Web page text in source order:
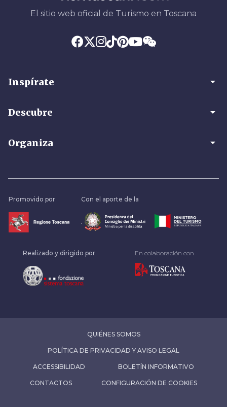
El sitio web oficial de Turismo en Toscana
Inspírate arrow_drop_down
Descubre arrow_drop_down
Organiza arrow_drop_down
Promovido por Con el aporte de la
.
Realizado y dirigido por En colaboración con
QUIÉNES SOMOS
POLÍTICA DE PRIVACIDAD Y AVISO LEGAL
ACCESSIBILIDAD BOLETÍN INFORMATIVO
CONTACTOS CONFIGURACIÓN DE COOKIES